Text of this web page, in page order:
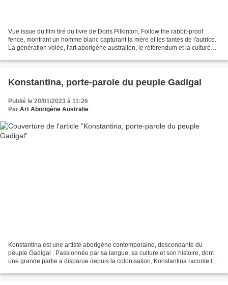
Vue issue du film tiré du livre de Doris Pilkinton, Follow the rabbit-proof
fence, montrant un homme blanc capturant la mère et les tantes de l'autrice.
La génération volée, l'art aborigène australien, le référendum et la culture
Konstantina, porte-parole du peuple Gadigal
Publié le 20/01/2023 à 11:26
Par Art Aborigène Australie
Konstantina est une artiste aborigène contemporaine, descendante du
peuple Gadigal . Passionnée par sa langue, sa culture et son histoire, dont
une grande partie a disparue depuis la colonisation, Konstantina raconte la